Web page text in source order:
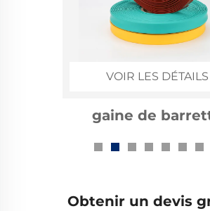
VOIR LES DÉTAILS
gaine de
thermiquement
Obtenir un devis